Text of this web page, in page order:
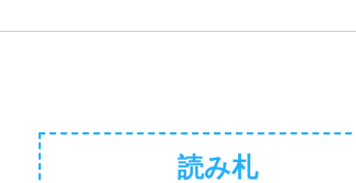
読み札